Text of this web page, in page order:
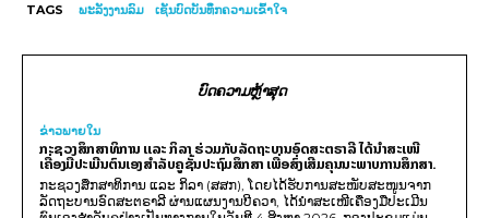
TAGS ພະລັງງານລົມ ເຊັນບົດບັນທຶກຄວາມເຂົ້າໃຈ
ບົດຄວາມຫຼ້າສຸດ
ຂ່າວພາຍ​ໃນ
ກະຊວງສຶກສາທິການ ແລະ ກິລາ ຮ່ວມກັບລັດຖະບານອົດສະຕຣາລີ ໄດ້ນຳສະເໜີ
ເຄື່ອງມືປະເມີນຕົນເອງສຳລັບຄູຊັ້ນປະຖົມສຶກສາ ເພື່ອສົ່ງເສີມຄຸນນະພາບການສຶກສາ.
ກະຊວງສຶກສາທິການ ແລະ ກິລາ (ສສກ), ໂດຍໄດ້ຮັບການສະໜັບສະໜູນຈາກ
ລັດຖະບານອົດສະຕຣາລີ ຜ່ານແຜນງານບີຄວາ, ໄດ້ນຳສະເໜີເຄື່ອງມືປະເມີນ